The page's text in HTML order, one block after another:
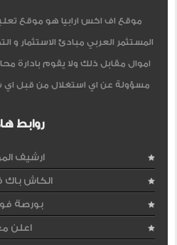
موقع اف اكس ارابيا هو موقع
المستثمر العربي مبادئ الاستثمار و
اموال مقابل ذلك ولا يقوم بادارة
مسؤولة عن اي استغلال من قبل
روابط
ارشيف
الكاش
بورصة
اعلن